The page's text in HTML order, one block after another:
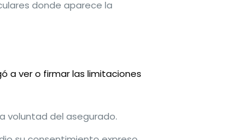
donde aparece la
a ver o firmar las limitaciones
voluntad del asegurado.